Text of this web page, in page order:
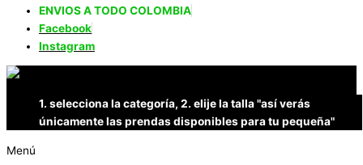
ENVIOS A TODO COLOMBIA
Facebook
Instagram
1. selecciona la categoría, 2. elije la talla "así verás
únicamente las prendas disponibles para tu pequeña"
Menú